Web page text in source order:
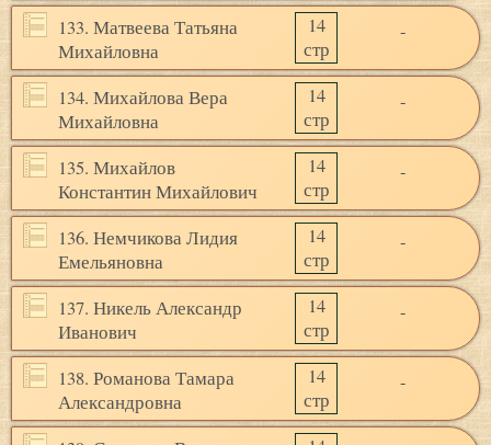
133. Матвеева Татьяна
Михайловна
14
стр
-
134. Михайлова Вера
Михайловна
14
стр
-
135. Михайлов
Константин Михайлович
14
стр
-
136. Немчикова Лидия
Емельяновна
14
стр
-
137. Никель Александр
Иванович
14
стр
-
138. Романова Тамара
Александровна
14
стр
-